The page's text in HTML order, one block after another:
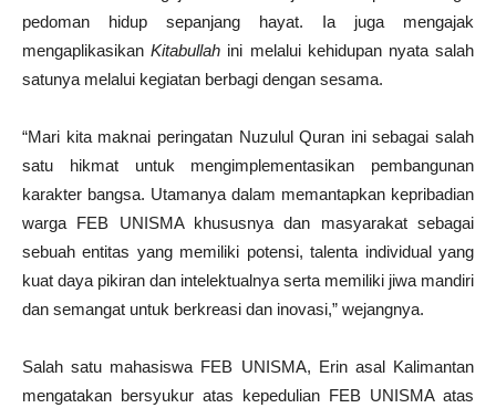
pedoman hidup sepanjang hayat. Ia juga mengajak
mengaplikasikanKitabullah ini melalui kehidupan nyata salah
satunya melalui kegiatan berbagi dengan sesama.
“Mari kita maknai peringatan Nuzulul Quran ini sebagai salah
satu hikmat untuk mengimplementasikan pembangunan
karakter bangsa. Utamanya dalam memantapkan kepribadian
warga FEB UNISMA khususnya dan masyarakat sebagai
sebuah entitas yang memiliki potensi, talenta individual yang
kuat daya pikiran dan intelektualnya serta memiliki jiwa mandiri
dan semangat untuk berkreasi dan inovasi,” wejangnya.
Salah satu mahasiswa FEB UNISMA, Erin asal Kalimantan
mengatakan bersyukur atas kepedulian FEB UNISMA atas